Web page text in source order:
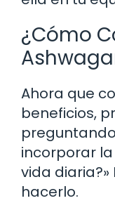
¿Cómo
Ahora que
beneficios,
incorporar
vida
hacerlo.